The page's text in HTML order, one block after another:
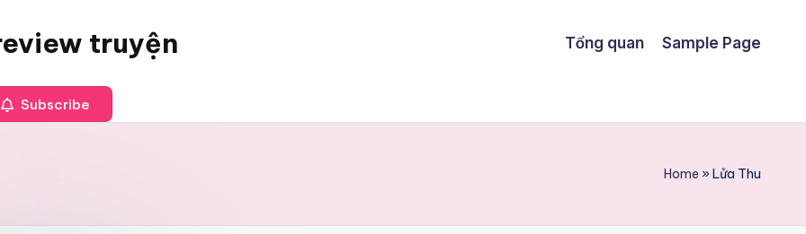
truyện Tổng quan Sample Page
Subscribe
Home »Lửa Thu